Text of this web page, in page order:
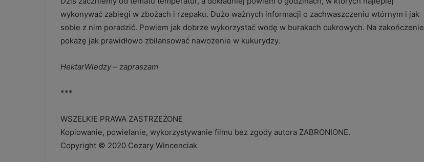
wykonywać zabiegi w zbożach i rzepaku. Dużo ważnych informacji o zachwaszczeniu wtórnym i jak
sobie z nim poradzić. Powiem jak dobrze wykorzystać wodę w burakach cukrowych. Na zakończenie
pokażę jak prawidłowo zbilansować nawożenie w kukurydzy.
HektarWiedzy – zapraszam
***
WSZELKIE PRAWA ZASTRZEŻONE
Kopiowanie, powielanie, wykorzystywanie filmu bez zgody autora ZABRONIONE.
Copyright © 2020 Cezary Wincenciak